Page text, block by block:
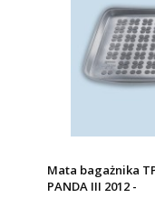
Mata bagażnika
PANDA III 2012 -